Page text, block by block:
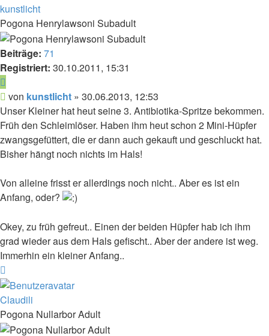
oben
kunstlicht
Pogona Henrylawsoni Subadult
Beiträge: 71
Registriert: 30.10.2011, 15:31
Beitrag
von kunstlicht » 30.06.2013, 12:53
Unser Kleiner hat heut seine 3. Antibiotika-Spritze bekommen.
Früh den Schleimlöser. Haben ihm heut schon 2 Mini-Hüpfer
zwangsgefüttert, die er dann auch gekauft und geschluckt hat.
Bisher hängt noch nichts im Hals!
Von alleine frisst er allerdings noch nicht.. Aber es ist ein
Anfang, oder?
Okey, zu früh gefreut.. Einen der beiden Hüpfer hab ich ihm
grad wieder aus dem Hals gefischt.. Aber der andere ist weg.
Immerhin ein kleiner Anfang..
oben
Claudili
Pogona Nullarbor Adult